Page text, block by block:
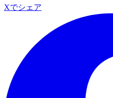
Xでシェア